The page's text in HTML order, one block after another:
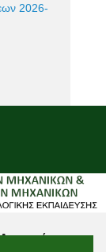
2026-